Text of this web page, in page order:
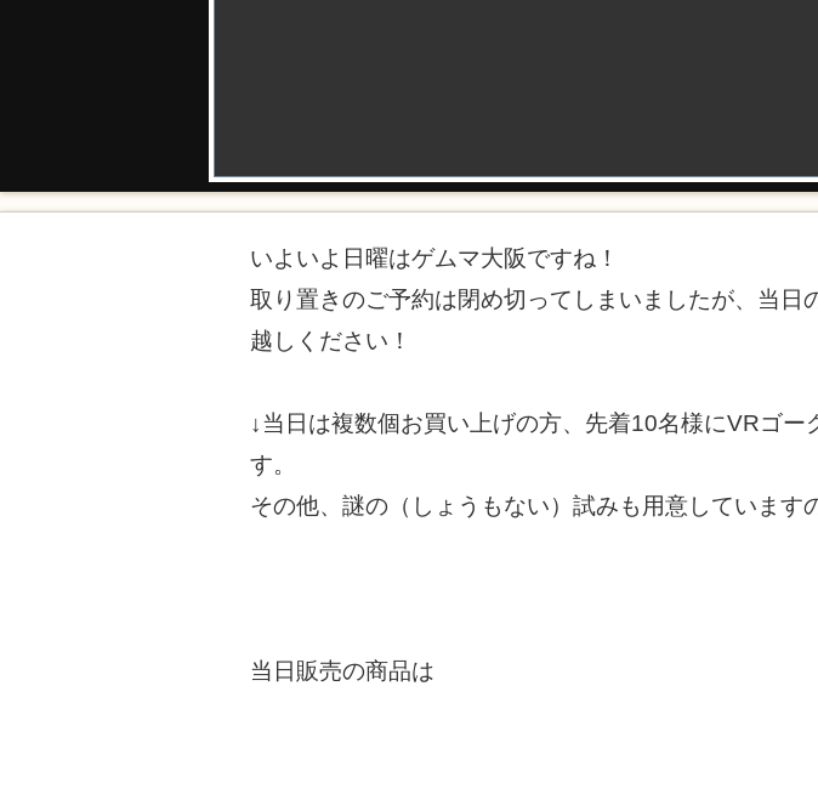
いよいよ日曜はゲムマ大阪ですね！
取り置きのご予約は閉め切ってしまいましたが、当
越しください！
↓当日は複数個お買い上げの方、先着10名様にVRゴ
す。
その他、謎の（しょうもない）試みも用意しています
当日販売の商品は